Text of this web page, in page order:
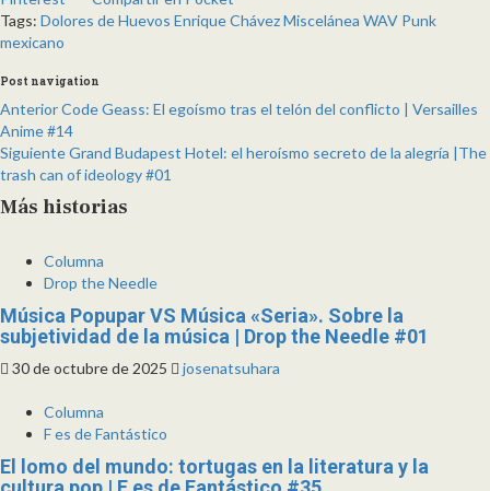
Tags: Dolores de Huevos Enrique ChávezMiscelánea WAV Punk
mexicano
Post navigation
AnteriorCode Geass: El egoísmo tras el telón del conflicto | Versailles
Anime #14
SiguienteGrand Budapest Hotel: el heroísmo secreto de la alegría |The
trash can of ideology #01
Más historias
Columna
Drop the Needle
Música Popupar VS Música «Seria». Sobre la
subjetividad de la música | Drop the Needle #01
30 de octubre de 2025 josenatsuhara
Columna
F es de Fantástico
El lomo del mundo: tortugas en la literatura y la